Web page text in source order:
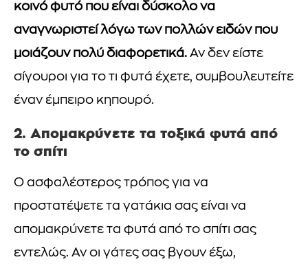
κοινό φυτό που είναι δύσκολο να
αναγνωριστεί λόγω των πολλών ειδών που
μοιάζουν πολύ διαφορετικά. Αν δεν είστε
σίγουροι για το τι φυτά έχετε, συμβουλευτείτε
έναν έμπειρο κηπουρό.
2. Απομακρύνετε τα τοξικά φυτά από
το σπίτι
Ο ασφαλέστερος τρόπος για να
προστατέψετε τα γατάκια σας είναι να
απομακρύνετε τα φυτά από το σπίτι σας
εντελώς. Αν οι γάτες σας βγουν έξω,